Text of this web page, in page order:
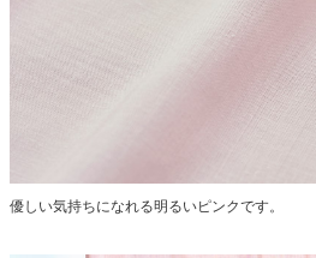
優しい気持ちになれる明るいピンクです。